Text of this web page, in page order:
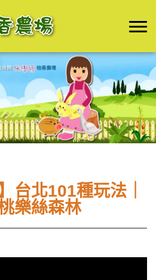
台北101種玩法｜
樂絲森林